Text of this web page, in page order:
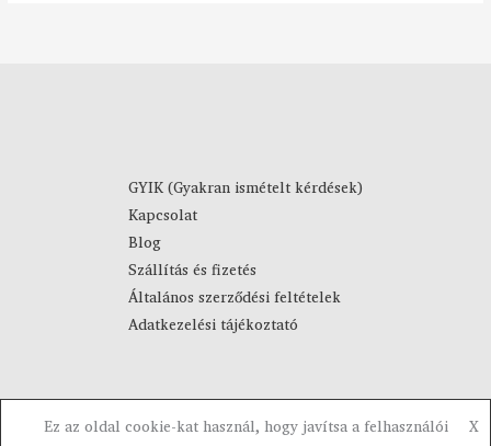
0
0
t
1
0
t
GYIK (Gyakran ismételt kérdések)
Kapcsolat
Blog
Szállítás és fizetés
Általános szerződési feltételek
Adatkezelési tájékoztató
Copyright © 2023-2026 Visztra. Powered by Visztra.
Ez az oldal cookie-kat használ, hogy javítsa a felhasználói
X